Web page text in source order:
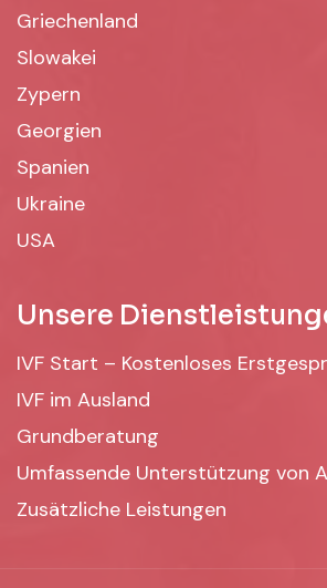
Griechenland
Slowakei
Zypern
Georgien
Spanien
Ukraine
USA
Unsere
IVF Start – Kostenloses
IVF im Ausland
Grundberatung
Umfassende Unterstützung von
Zusätzliche Leistungen